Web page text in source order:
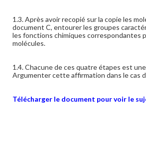
1.3. Après avoir recopié sur la copie les
document C, entourer les groupes
les fonctions chimiques correspondantes
molécules.
1.4. Chacune de ces quatre étapes est
Argumenter cette affirmation dans le cas
Télécharger le document pour voir le